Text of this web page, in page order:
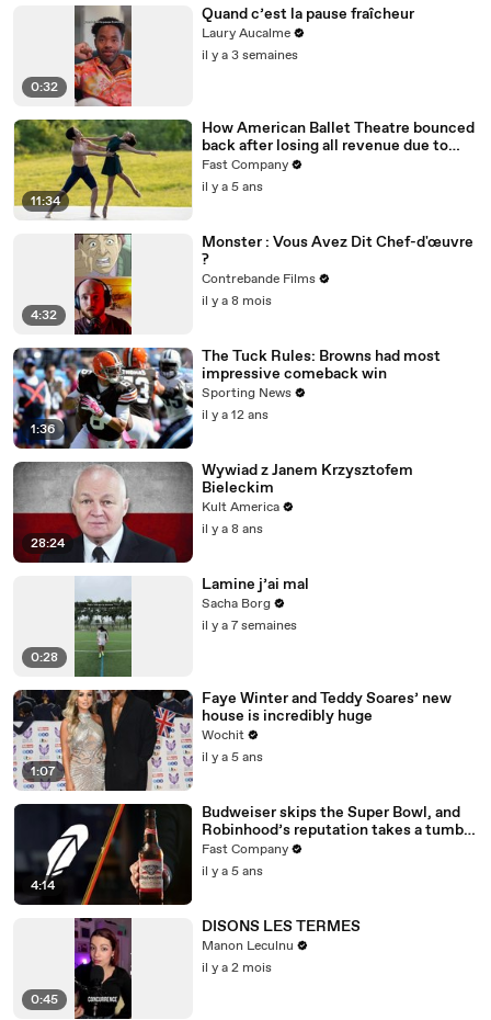
0:32
Quand c’est la pause fraîcheur
Laury Aucalme
il y a 3 semaines
11:34
How American Ballet Theatre bounced
back after losing all revenue due to
COVID
Fast Company
il y a 5 ans
4:32
Monster : Vous Avez Dit Chef-d'œuvre
?
Contrebande Films
il y a 8 mois
1:36
The Tuck Rules: Browns had most
impressive comeback win
Sporting News
il y a 12 ans
28:24
Wywiad z Janem Krzysztofem
Bieleckim
Kult America
il y a 8 ans
0:28
Lamine j’ai mal
Sacha Borg
il y a 7 semaines
1:07
Faye Winter and Teddy Soares’ new
house is incredibly huge
Wochit
il y a 5 ans
4:14
Budweiser skips the Super Bowl, and
Robinhood’s reputation takes a tumble
—brand hit and miss of the week
Fast Company
il y a 5 ans
0:45
DISONS LES TERMES
Manon Leculnu
il y a 2 mois